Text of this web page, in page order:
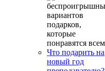
Что подарить на
новый год